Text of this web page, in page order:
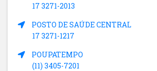
17 3271-2013
POSTO DE SAÚDE CENTRAL
17 3271-1217
POUPATEMPO
(11) 3405-7201